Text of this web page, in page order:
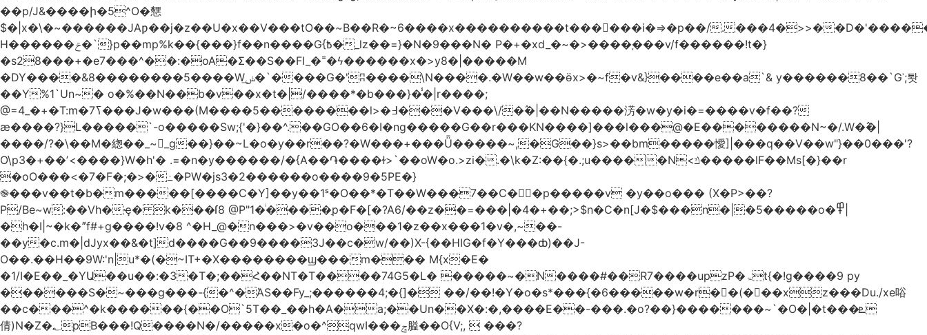
��p/J&����ի�5^O�㦟
$�|x�\�~������JAƿ��j�z��U�x��V���tO��~Β��R�~6����x����������t������i�=>�p��/.���4�>>�
H������ݗ�`}p��mp%k��{���}f��n����G{߿�_lz��=}�N�9���N� P�+�xd_�~�>����֚���v/f������!t�}
�s28���+�e7���^��:�oA�Σ��S��FI_�˭�ϟ������x�>y8�|�����M
�DY����&8��������5����Wݭ͟�`����G�'ʭ����\N����.�W��w��ӫx>�~f�v&}����e��a`& y������8��`Gʾ;퇏
��Y%1`Un~� o�%��N��b�v��x�t�|/����*�b���}�̾�|r����;
@=4_�+�T:m�7ߖ���J�w���(M����5��������l>�߃���V���\/�߮�|��N�����淓�w�y�i�=����v�f��?
ӕ����?}L�����`-o�����Sw;{'�}��^.��GO��6�I�ng�����G��r���KN����]���l���@�E��������N~�/.W�߮�|
����/?�\��M�緫��_~_g��}��~L�o�y��r��?�W���+���Ǖ�����~,�G��}s>��bm�����懓]|���q��V��w"}��0���'?
O\p3�+��ʼ<����}W�h'� .=�n�y������/�{A��֏����ɫ>`��oW�o.>zi�.�\k�Z:��{�.;u�����N<ݿ�����lF��Ms[�}��r
�oO���<�7�F�;�>�߸�PW�js3�2������o����9�5PE�}
֎���v��t�b�m�����[����C�Y]��y��1ˢ�O��*�T��W���7��C�㛯ٍ�p�����v �y��o��� (X�P>��?
P/Be~w:��Vh�ҿ� k���ſ8 @P"1�ͥ����ַp�F�[�?A6/��z��=���|�4�+��;>$n�C�n[J�$���n�|�5�����o�߾|
�h�I|~�k�ˮf#+g����!v�8 ^�H_@�n���>�v��o���1�z��x���1�v�,~��-
��y�c.m�|dJyx��&�t]d����G��9����3J��c�w/��)X-{��HIG�f�Y���ȸ)��J-
O��.��H��9W:'n|u*�(�~IT+�X��������ϣ���m��� M{x�E�
�1/I�E��_�YԱ��u��:�3�T�;��Հ��NT�T����74G5�L� �����~�N����#��R7����upzP�ۃt{�!g����9 py
������S�~���g���-{�^�ΆS��Fy_;������4;�{]� ��/��!�Y�o�s*���{�6�����w�r��ٌ(� ��xz���Du./xe唂
��c���^�k������{��O`5T��_��h�A�a;��Un��X�:�,����E��-���.�o?��}�������~`�O�|�t���ܧ
倩)N�Z�؂pB���!Q����N�/�����x�o�^qwI���ݘ膉��O{V;,  ���?